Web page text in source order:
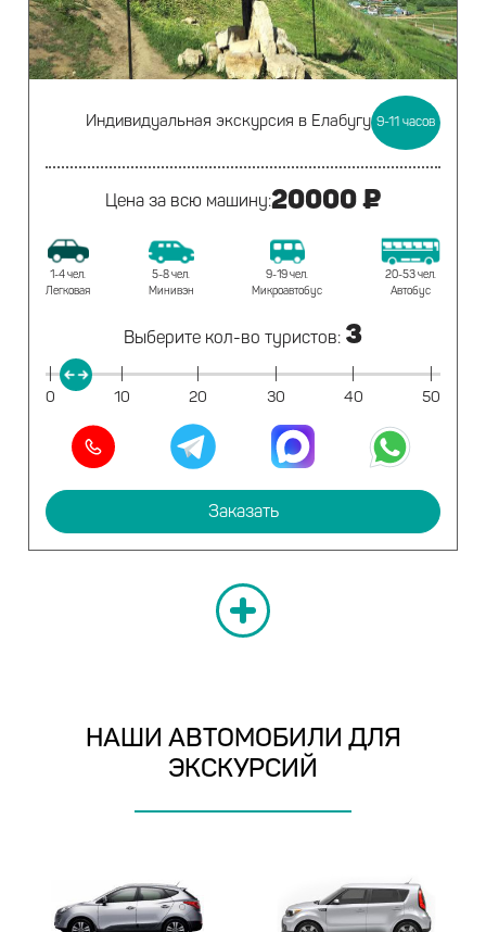
Индивидуальная экскурсия в Елабугу 9-11 часов
Цена за всю машину:20000 ₽
1-4 чел.
Легковая
5-8 чел.
Минивэн
9-19 чел.
Микроавтобус
20-53 чел.
Автобус
Выберите кол-во туристов: 3
|
0
|
10
|
20
|
30
|
40
|
50
Заказать
НАШИ АВТОМОБИЛИ ДЛЯ
ЭКСКУРСИЙ